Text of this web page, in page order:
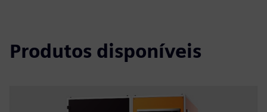
Produtos disponíveis